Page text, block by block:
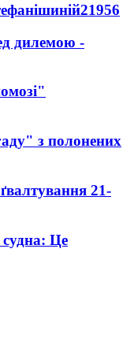
21956
дилемою -
з полонених
21-
Це